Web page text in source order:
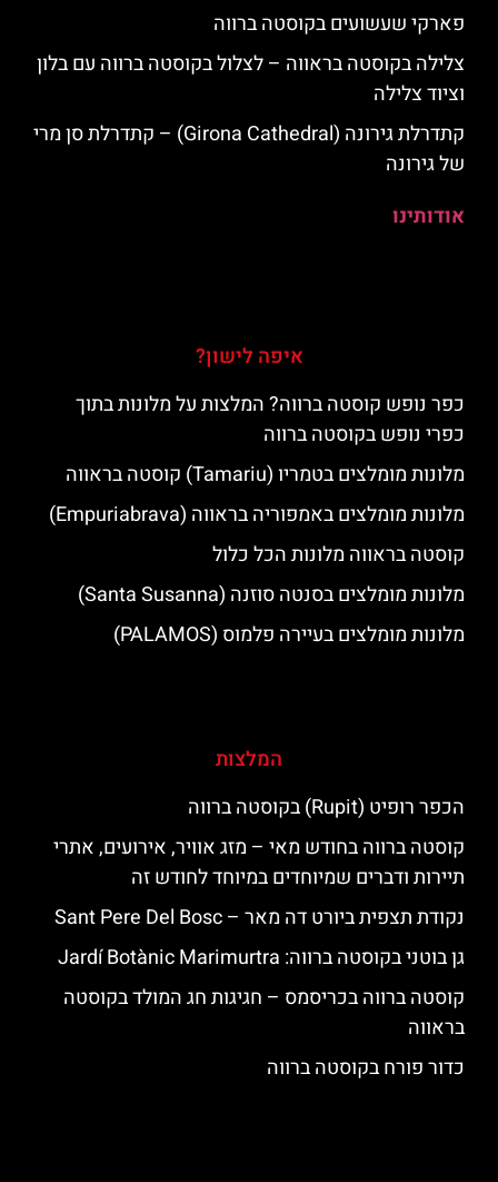
פארקי שעשועים בקוסטה ברווה
צלילה בקוסטה בראווה – לצלול בקוסטה ברווה עם בלון
וציוד צלילה
קתדרלת גירונה (Girona Cathedral) – קתדרלת סן מרי
של גירונה
אודותינו
איפה לישון?
כפר נופש קוסטה ברווה? המלצות על מלונות בתוך
כפרי נופש בקוסטה ברווה
מלונות מומלצים בטמריו (Tamariu) קוסטה בראווה
מלונות מומלצים באמפוריה בראווה (Empuriabrava)
קוסטה בראווה מלונות הכל כלול
מלונות מומלצים בסנטה סוזנה (Santa Susanna)
מלונות מומלצים בעיירה פלמוס (PALAMOS)
המלצות
הכפר רופיט (Rupit) בקוסטה ברווה
קוסטה ברווה בחודש מאי – מזג אוויר, אירועים, אתרי
תיירות ודברים שמיוחדים במיוחד לחודש זה
נקודת תצפית ביורט דה מאר – Sant Pere Del Bosc
גן בוטני בקוסטה ברווה: ‪‪Jardí Botànic Marimurtra‬‬
קוסטה ברווה בכריסמס – חגיגות חג המולד בקוסטה
בראווה
כדור פורח בקוסטה ברווה